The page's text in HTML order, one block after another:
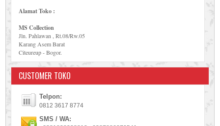
Alamat Toko :
MS Collection
Jln. Pahlawan , Rt.08/Rw.05
Karang Asem Barat
Citeureup - Bogor.
CUSTOMER TOKO
Telpon:
0812 3617 8774
SMS / WA: